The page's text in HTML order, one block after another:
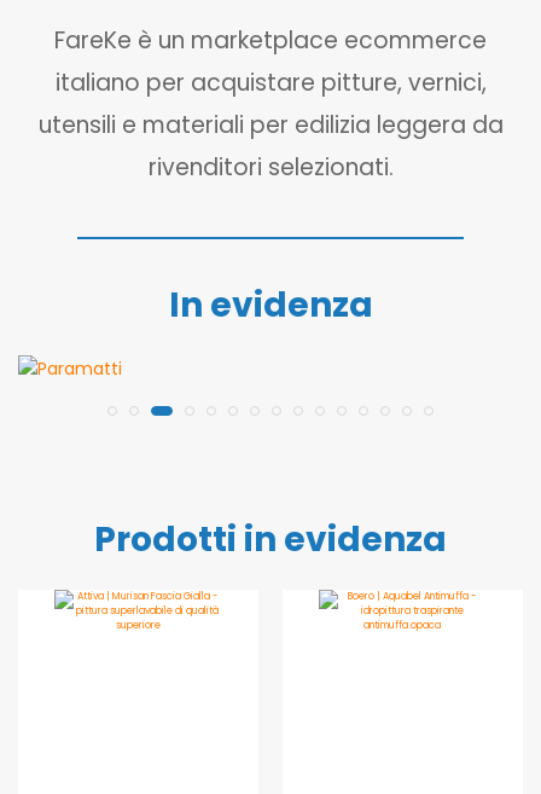
FareKe è un marketplace ecommerce
italiano per acquistare pitture, vernici,
utensili e materiali per edilizia leggera da
rivenditori selezionati.
In evidenza
Prodotti in evidenza